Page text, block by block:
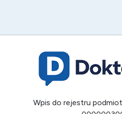
Wpis do rejestru